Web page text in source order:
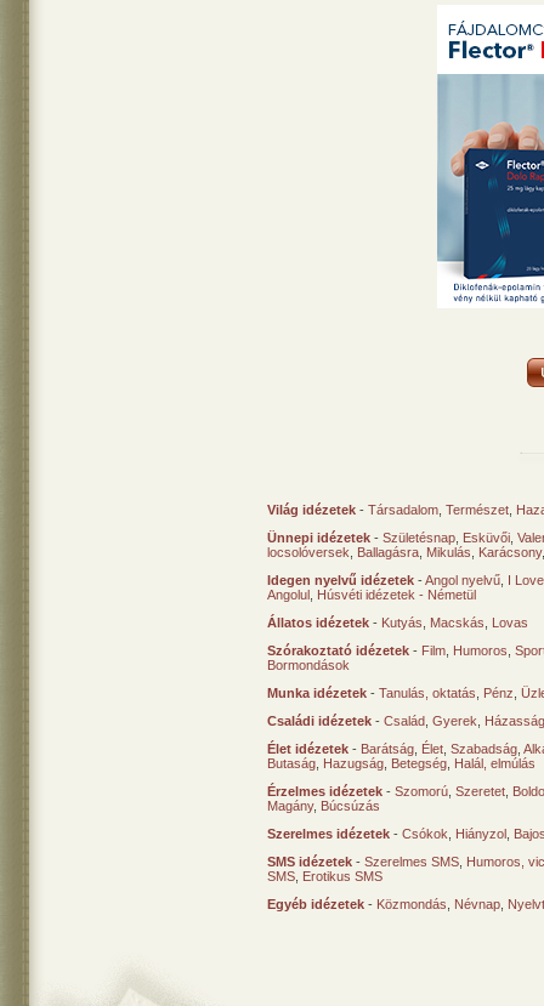
Világ idézetek - Társadalom Természet
Ünnepi idézetek - Születésnap Esküvői
locsolóversek
Ballagásra Mikulás Karácsony
Idegen nyelvű idézetek -Angol nyelvű I
Angolul Húsvéti idézetek - Németül
Állatos idézetek - Kutyás Macskás
Lovas
Szórakoztató idézetek - Film Humoros
Bormondások
Munka idézetek - Tanulás, oktatás Pénz
Családi idézetek - Család Gyerek
Élet idézetek - Barátság Élet Szabadság
Butaság Hazugság Betegség Halál, elmúlás
Érzelmes idézetek - Szomorú Szeretet
Magány, Búcsúzás
Szerelmes idézetek - Csókok Hiányzol
SMS idézetek - Szerelmes SMS Humoros,
SMS Erotikus SMS
Egyéb idézetek - Közmondás Névnap